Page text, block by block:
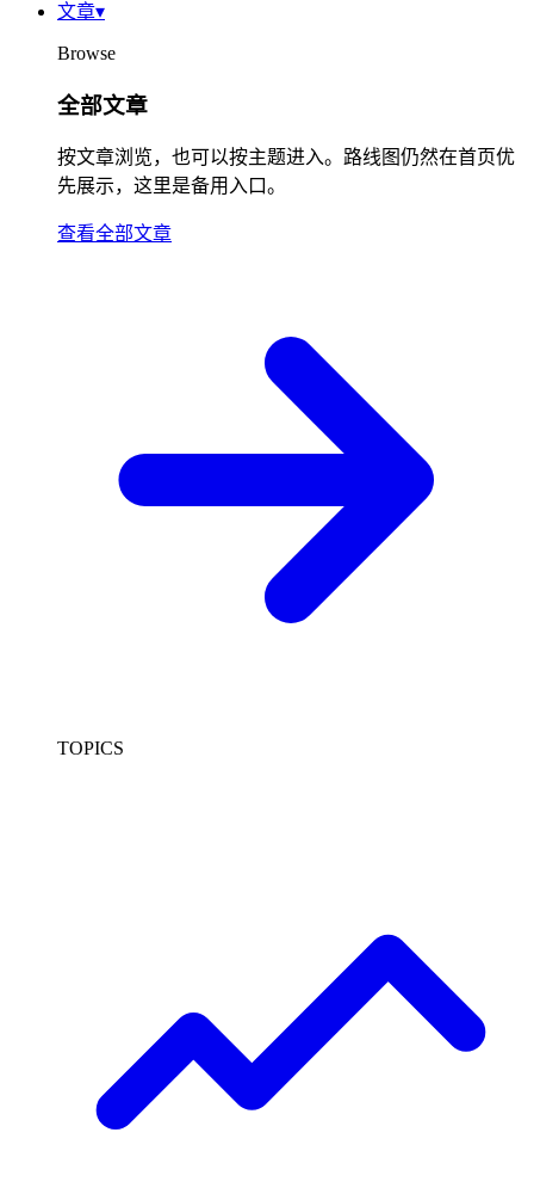
文章▾
Browse
全部文章
按文章浏览，也可以按主题进入。路线图仍然在首页优
先展示，这里是备用入口。
查看全部文章
TOPICS